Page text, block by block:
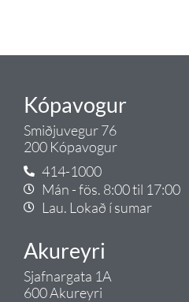
Kópavogur
Smiðjuvegur 76
200 Kópavogur
414-1000
Mán - fös. 8:00 til 17:00
Lau. Lokað í sumar
Akureyri
Sjafnargata 1A
600 Akureyri